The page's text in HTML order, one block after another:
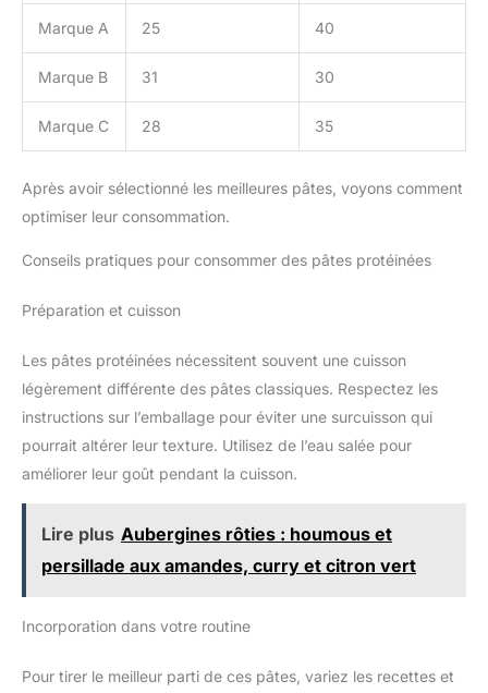
Marque A 25 40
Marque B 31 30
Marque C 28 35
Après avoir sélectionné les meilleures pâtes, voyons comment
optimiser leur consommation.
Conseils pratiques pour consommer des pâtes protéinées
Préparation et cuisson
Les pâtes protéinées nécessitent souvent une cuisson
légèrement différente des pâtes classiques. Respectez les
instructions sur l’emballage pour éviter une surcuisson qui
pourrait altérer leur texture. Utilisez de l’eau salée pour
améliorer leur goût pendant la cuisson.
Lire plus Aubergines rôties : houmous et
persillade aux amandes, curry et citron vert
Incorporation dans votre routine
Pour tirer le meilleur parti de ces pâtes, variez les recettes et